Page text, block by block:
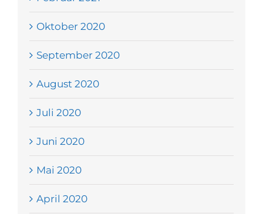
Oktober 2020
September 2020
August 2020
Juli 2020
Juni 2020
Mai 2020
April 2020